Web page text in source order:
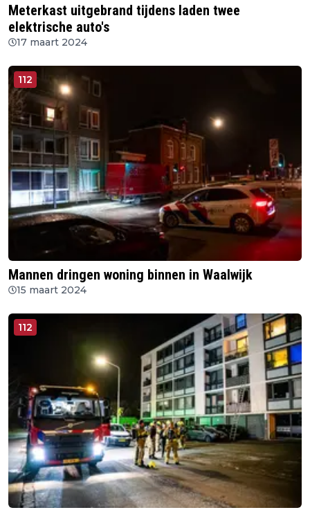
Meterkast uitgebrand tijdens laden twee
elektrische auto's
17 maart 2024
112
Mannen dringen woning binnen in Waalwijk
15 maart 2024
112